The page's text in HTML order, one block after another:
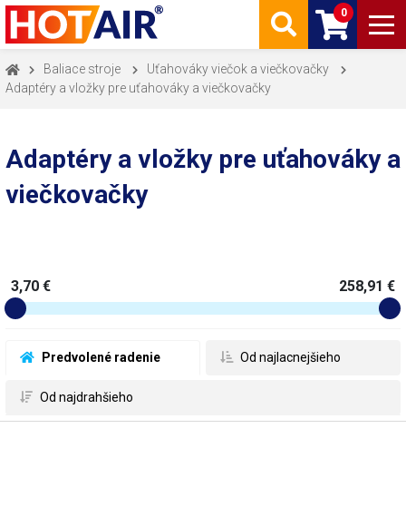
0
Baliace stroje
Uťahováky viečok a viečkovačky
Adaptéry a vložky pre uťahováky a viečkovačky
Adaptéry a vložky pre uťahováky a
viečkovačky
Predvolené radenie Od najlacnejšieho
Od najdrahšieho
3,70 € 258,91 €